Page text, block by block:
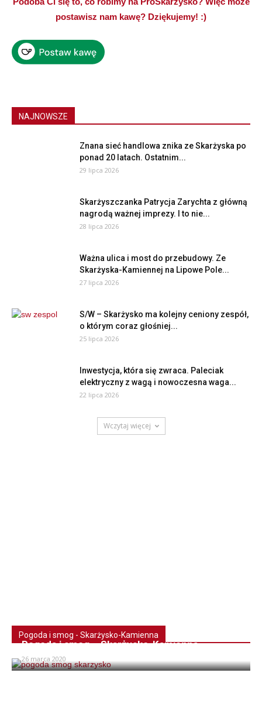
postawisz nam kawę? Dziękujemy! :)
NAJNOWSZE
Znana sieć handlowa znika ze Skarżyska po
ponad 20 latach. Ostatnim...
29 lipca 2026
Skarżyszczanka Patrycja Zarychta z główną
nagrodą ważnej imprezy. I to nie...
28 lipca 2026
Ważna ulica i most do przebudowy. Ze
Skarżyska-Kamiennej na Lipowe Pole...
27 lipca 2026
S/W – Skarżysko ma kolejny ceniony zespół,
o którym coraz głośniej...
25 lipca 2026
Inwestycja, która się zwraca. Paleciak
elektryczny z wagą i nowoczesna waga...
22 lipca 2026
Wczytaj więcej
Pogoda i smog - Skarżysko-Kamienna
Pogoda i smog – Skarżysko-Kamienna
26 marca 2020